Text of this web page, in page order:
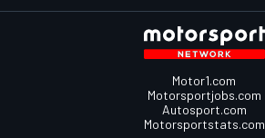
Motor1.com
Motorsportjobs.com
Autosport.com
Motorsportstats.com